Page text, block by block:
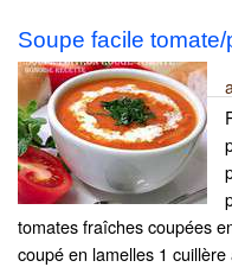
Soupe facile
tomates fraîches coupées
coupé en lamelles 1